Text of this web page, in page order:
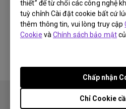
thiết” để từ chối các công nghệ
tuỳ chỉnh Cài đặt cookie bất cứ
thêm thông tin, vui lòng truy cập
Cookie vàChính sách bảo mật
Chỉ Cookie
Chấp nhận
Thông tin này có
Có